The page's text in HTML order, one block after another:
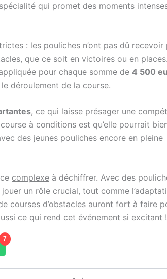
qui promet des moments
: les pouliches n’ont pas dû recevoir
que ce soit en victoires ou en
pour chaque somme de 4 500
déroulement de la course.
, ce qui laisse présager une
à conditions est qu’elle pourrait
des jeunes pouliches encore en pleine
complexe à déchiffrer. Avec des
un rôle crucial, tout comme
courses d’obstacles auront fort à faire
ce qui rend cet événement si excitant !
7